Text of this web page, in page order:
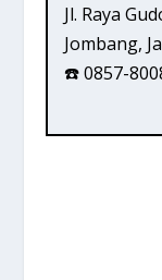
Jl. Raya
Jombang,
☎️ 0857-